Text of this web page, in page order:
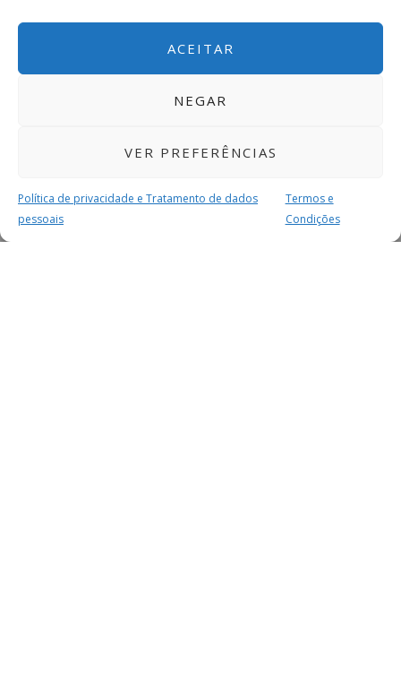
ACEITAR
NEGAR
VER PREFERÊNCIAS
Política de privacidade e Tratamento de dados
pessoais
Termos e
Condições